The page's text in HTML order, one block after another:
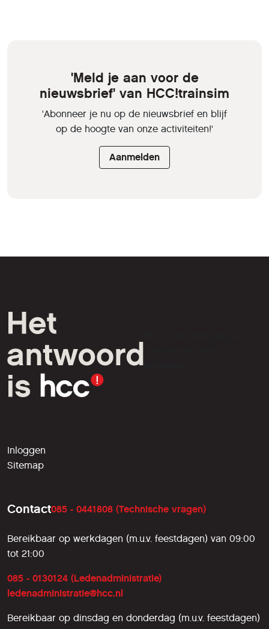
'Meld je aan voor de
nieuwsbrief' van HCC!trainsim
'Abonneer je nu op de nieuwsbrief en blijf
op de hoogte van onze activiteiten!'
Aanmelden
liefhebbers.
Inloggen
Sitemap
Contact085 - 0441808 (Technische vragen)
Bereikbaar op werkdagen (m.u.v. feestdagen) van 09:00
tot 21:00
085 - 0130124 (Ledenadministratie)
ledenadministratie@hcc.nl
Bereikbaar op dinsdag en donderdag (m.u.v. feestdagen)